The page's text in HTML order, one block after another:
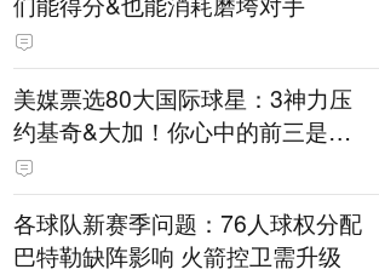
美媒票选80大国际球星：3神力压
约基奇&大加！你心中的前三是
谁？
各球队新赛季问题：76人球权分配
巴特勒缺阵影响 火箭控卫需升级